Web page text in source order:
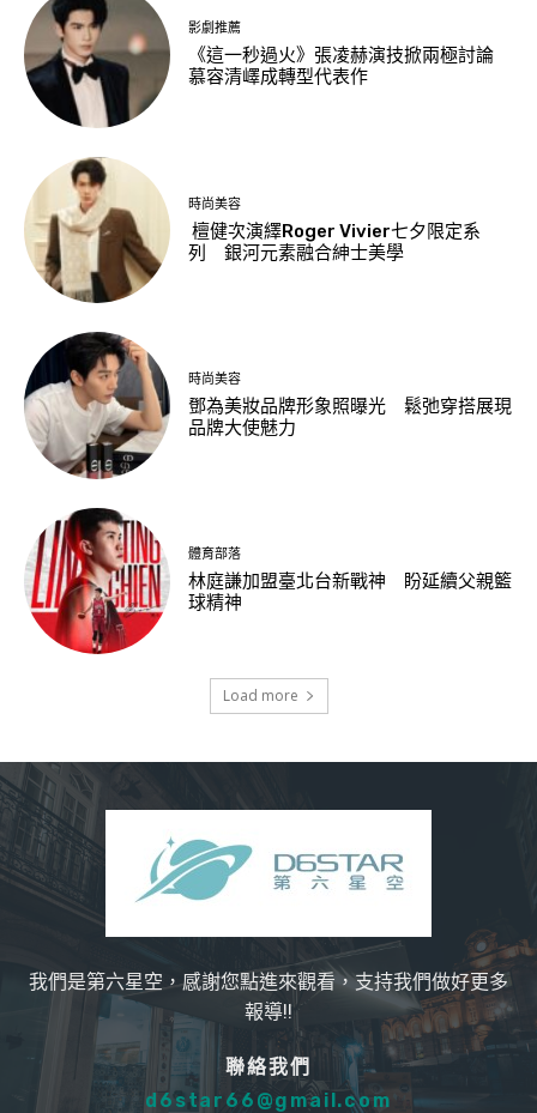
影劇推薦
《這一秒過火》張凌赫演技掀兩極討論
慕容清嶧成轉型代表作
時尚美容
檀健次演繹Roger Vivier七夕限定系
列 銀河元素融合紳士美學
時尚美容
鄧為美妝品牌形象照曝光 鬆弛穿搭展現
品牌大使魅力
體育部落
林庭謙加盟臺北台新戰神 盼延續父親籃
球精神
Load more
我們是第六星空，感謝您點進來觀看，支持我們做好更多
報導!!
聯絡我們
d6star66@gmail.com